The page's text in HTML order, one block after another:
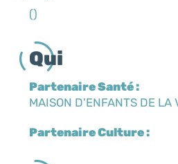
()
Qui
Partenaire Santé :
MAISON D'ENFANTS DE LA
Partenaire Culture :